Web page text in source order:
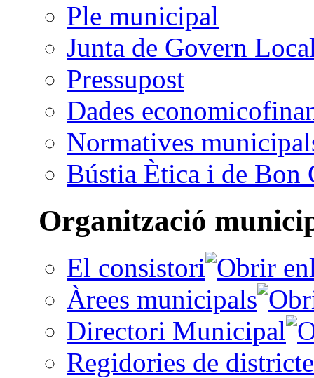
Ple municipal
Junta de Govern
Pressupost
Dades
Normatives
Bústia Ètica i de Bon
Organització
El consistori
Àrees municipals
Directori Municipal
Regidories de districte